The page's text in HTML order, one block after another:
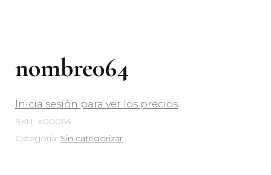
nombre064
Inicia sesión para ver los precios
SKU: e00064
Categoría: Sin categorizar